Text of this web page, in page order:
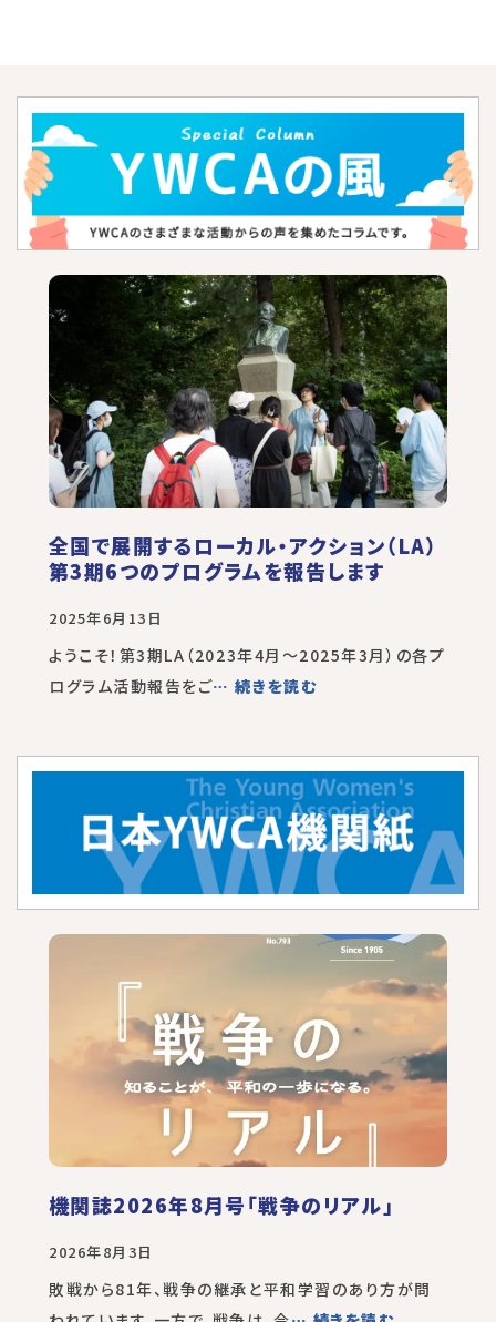
全国で展開するローカル・アクション（LA）
第3期6つのプログラムを報告します
2025年6月13日
ようこそ！第3期LA（2023年4月～2025年3月）の各プ
ログラム活動報告をご… 続きを読む
機関誌2026年8月号「戦争のリアル」
2026年8月3日
敗戦から81年、戦争の継承と平和学習のあり方が問